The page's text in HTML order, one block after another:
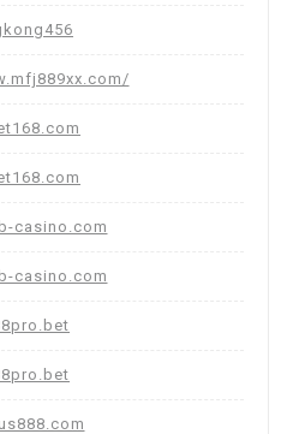
casino.com
casino.com